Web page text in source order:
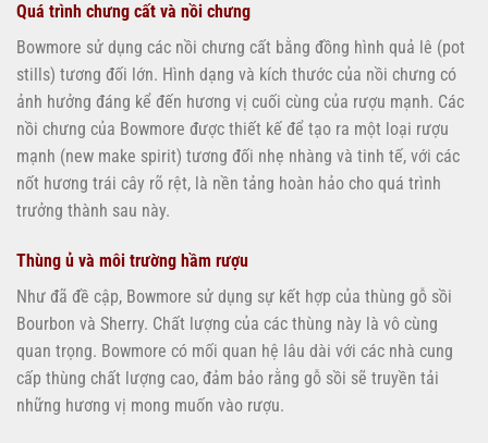
Quá trình chưng cất và nồi chưng
Bowmore sử dụng các nồi chưng cất bằng đồng hình quả lê (pot
stills) tương đối lớn. Hình dạng và kích thước của nồi chưng có
ảnh hưởng đáng kể đến hương vị cuối cùng của rượu mạnh. Các
nồi chưng của Bowmore được thiết kế để tạo ra một loại rượu
mạnh (new make spirit) tương đối nhẹ nhàng và tinh tế, với các
nốt hương trái cây rõ rệt, là nền tảng hoàn hảo cho quá trình
trưởng thành sau này.
Thùng ủ và môi trường hầm rượu
Như đã đề cập, Bowmore sử dụng sự kết hợp của thùng gỗ sồi
Bourbon và Sherry. Chất lượng của các thùng này là vô cùng
quan trọng. Bowmore có mối quan hệ lâu dài với các nhà cung
cấp thùng chất lượng cao, đảm bảo rằng gỗ sồi sẽ truyền tải
những hương vị mong muốn vào rượu.